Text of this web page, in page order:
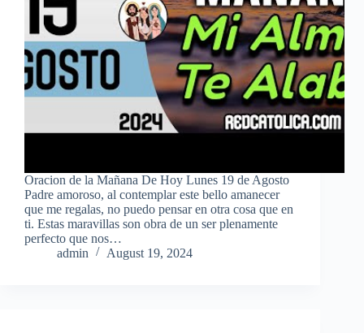
Oracion de la Mañana De Hoy Lunes 19 de Agosto
Padre amoroso, al contemplar este bello amanecer
que me regalas, no puedo pensar en otra cosa que en
ti. Estas maravillas son obra de un ser plenamente
perfecto que nos…
admin
August 19, 2024